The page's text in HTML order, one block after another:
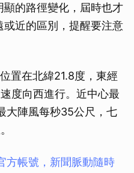
的路徑變化，屆時也才
近的區別，提醒要注意
置在北緯21.8度，東經
度向西進行。近中心最
大陣風每秒35公尺，七
方帳號，新聞脈動隨時